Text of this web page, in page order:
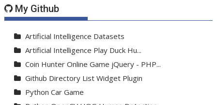
My Github
Artificial Intelligence Datasets
Artificial Intelligence Play Duck Hu...
Coin Hunter Online Game jQuery - PHP...
Github Directory List Widget Plugin
Python Car Game